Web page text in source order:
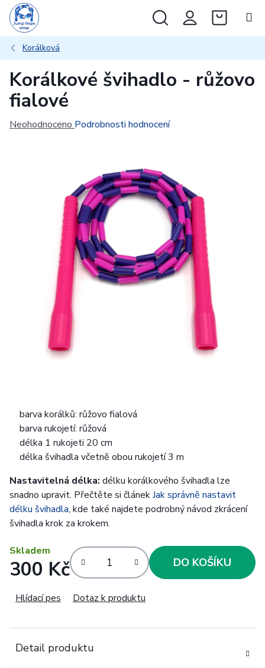
Přejít
obsah
Hledat
KOŠÍK
Korálková
barva korálků: růžovo fialová
barva rukojetí: růžová
délka 1 rukojeti 20 cm
délka švihadla včetně obou rukojetí 3 m
Nastavitelná délka: délku korálkového švihadla lze
snadno upravit. Přečtěte si článekJak správně nastavit
délku švihadla, kde také najdete podrobný návod zkrácení
švihadla krok za krokem.
Skladem
300 Kč DO KOŠÍKU
Dotaz k produktu
Hlídací pes
Korálkové švihadlo - růžovo
fialové
Průměrné
Neohodnoceno Podrobnosti hodnocení
Detail produktu